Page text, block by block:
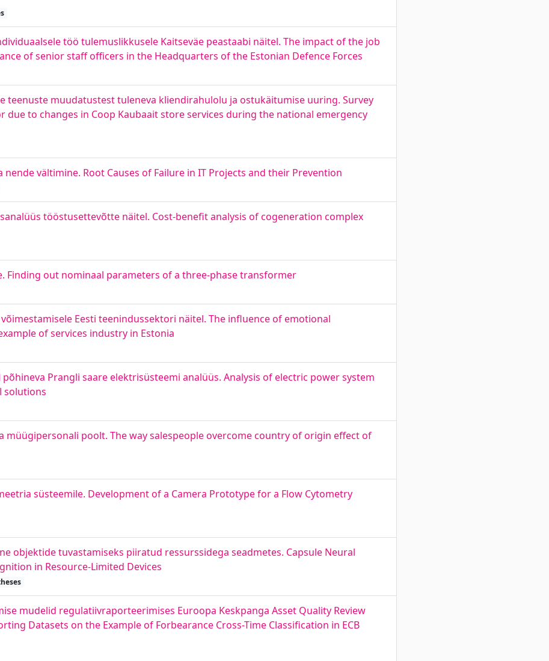
töö tulemuslikkusele Kaitseväe peastaabi näitel. The impact of the job
of senior staff officers in the Headquarters of the Estonian Defence Forces
teenuste muudatustest tuleneva kliendirahulolu ja ostukäitumise uuring. Survey
to changes in Coop Kaubaait store services during the national emergency
vältimine. Root Causes of Failure in IT Projects and their Prevention
tööstusettevõtte näitel. Cost-benefit analysis of cogeneration complex
Finding out nominaal parameters of a three-phase transformer
Eesti teenindussektori näitel. The influence of emotional
of services industry in Estonia
Prangli saare elektrisüsteemi analüüs. Analysis of electric power system
solutions
poolt. The way salespeople overcome country of origin effect of
süsteemile. Development of a Camera Prototype for a Flow Cytometry
objektide tuvastamiseks piiratud ressurssidega seadmetes. Capsule Neural
in Resource-Limited Devices
mudelid regulatiivraporteerimises Euroopa Keskpanga Asset Quality Review
Datasets on the Example of Forbearance Cross-Time Classification in ECB